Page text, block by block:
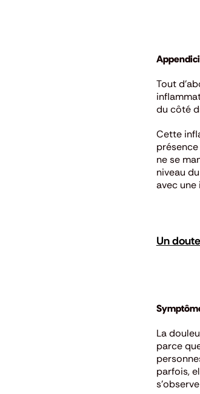
Tout
du côté
Cette
ne se
niveau
avec
Un
La
parce
parfois,